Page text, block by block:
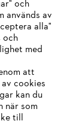
Für
och
används av
alla"
och
med
att
cookies
kan du
när som
till